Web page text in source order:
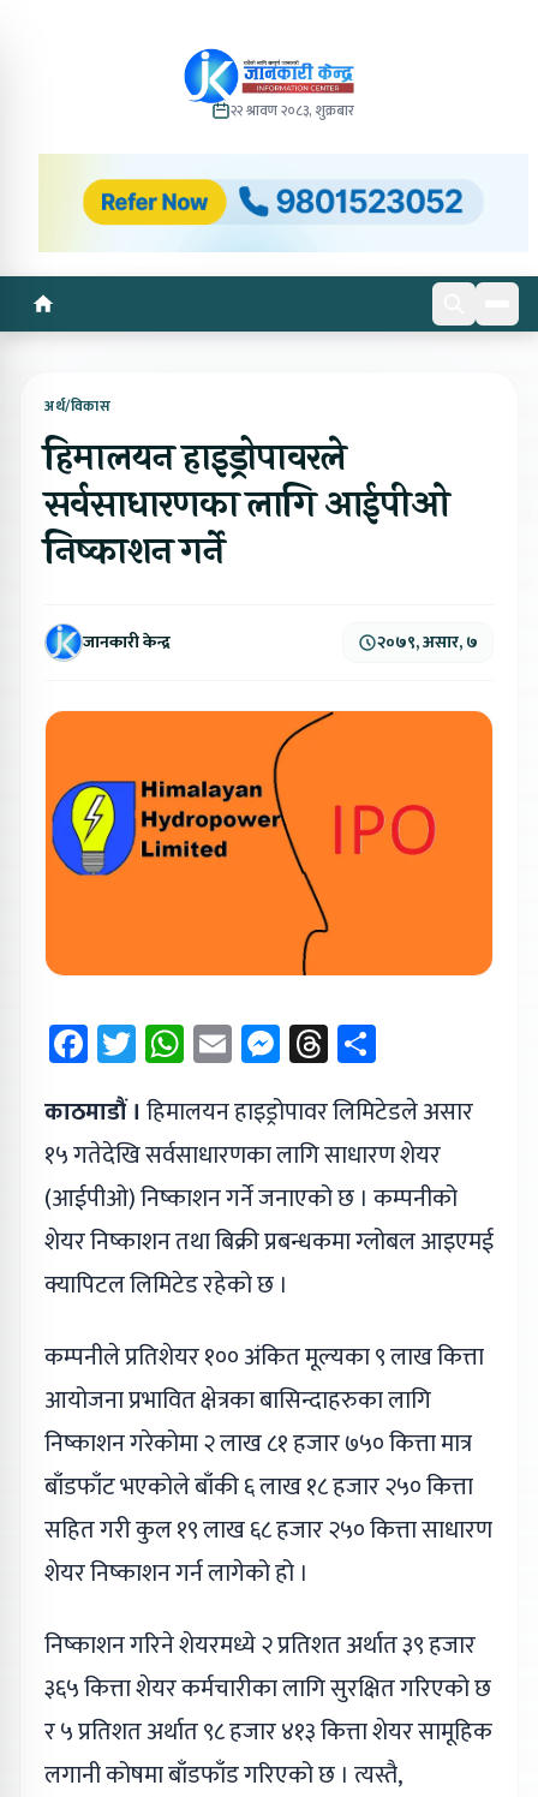
२२ श्रावण २०८३, शुक्रबार
अर्थ/विकास
हिमालयन हाइड्रोपावरले
सर्वसाधारणका लागि आईपीओ
निष्काशन गर्ने
जानकारी केन्द्र २०७९, असार, ७
Facebook
Twitter
WhatsApp
EmailMessenger
Threads
काठमाडौं । हिमालयन हाइड्रोपावर लिमिटेडले असार
१५ गतेदेखि सर्वसाधारणका लागि साधारण शेयर
(आईपीओ) निष्काशन गर्ने जनाएको छ । कम्पनीको
शेयर निष्काशन तथा बिक्री प्रबन्धकमा ग्लोबल आइएमई
क्यापिटल लिमिटेड रहेको छ ।
कम्पनीले प्रतिशेयर १०० अंकित मूल्यका ९ लाख कित्ता
आयोजना प्रभावित क्षेत्रका बासिन्दाहरुका लागि
निष्काशन गरेकोमा २ लाख ८१ हजार ७५० कित्ता मात्र
बाँडफाँट भएकोले बाँकी ६ लाख १८ हजार २५० कित्ता
सहित गरी कुल १९ लाख ६८ हजार २५० कित्ता साधारण
शेयर निष्काशन गर्न लागेको हो ।
निष्काशन गरिने शेयरमध्ये २ प्रतिशत अर्थात ३९ हजार
३६५ कित्ता शेयर कर्मचारीका लागि सुरक्षित गरिएको छ
र ५ प्रतिशत अर्थात ९८ हजार ४१३ कित्ता शेयर सामूहिक
लगानी कोषमा बाँडफाँड गरिएको छ । त्यस्तै,